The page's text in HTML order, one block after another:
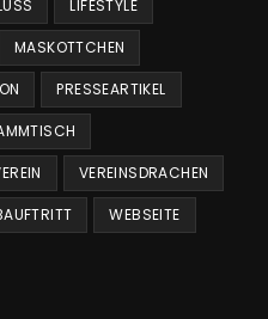
LIFESTYLE
MASKOTTCHEN
PRESSEARTIKEL
VEREINSDRACHEN
WEBSEITE